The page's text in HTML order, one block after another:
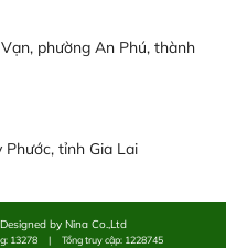
phường An Phú, thành
Phước, tỉnh Gia Lai
by Nina Co.,Ltd
13278 | Tổng truy cập: 1228745